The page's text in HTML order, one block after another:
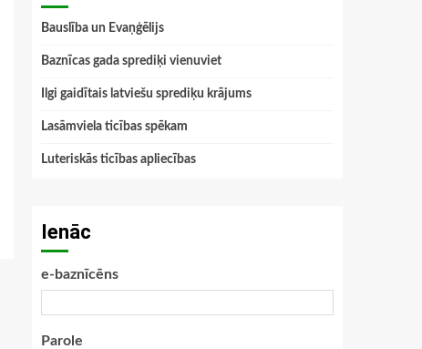
Bauslība un Evaņģēlijs
Baznīcas gada sprediķi vienuviet
Ilgi gaidītais latviešu sprediķu krājums
Lasāmviela ticības spēkam
Luteriskās ticības apliecības
Ienāc
e-baznīcēns
Parole